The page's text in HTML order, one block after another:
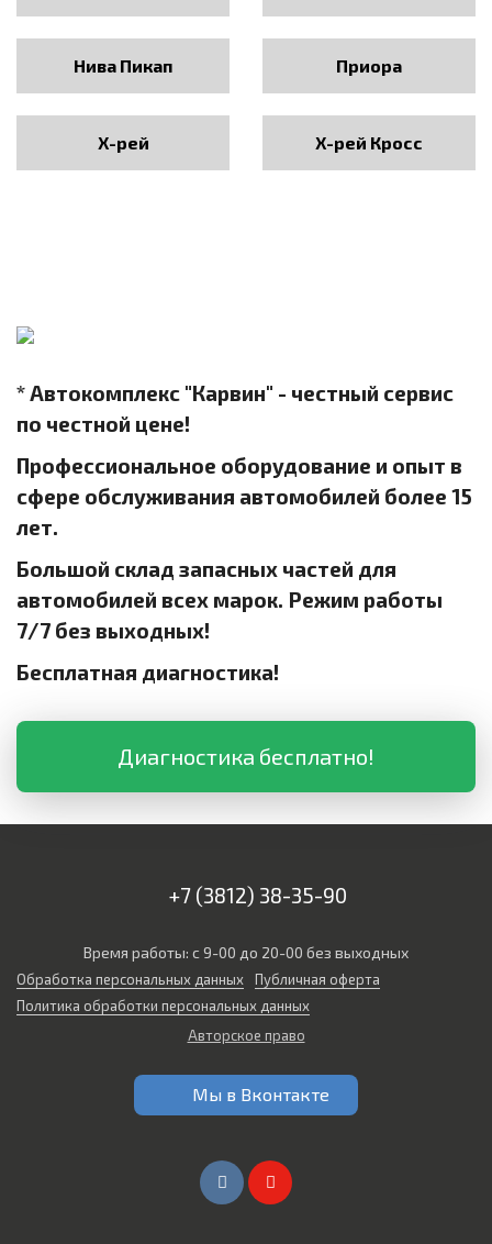
Нива Пикап Приора
Х-рей Х-рей Кросс
* Автокомплекс "Карвин" - честный сервис
по честной цене!
Профессиональное оборудование и опыт в
сфере обслуживания автомобилей более 15
лет.
Большой склад запасных частей для
автомобилей всех марок. Режим работы
7/7 без выходных!
Бесплатная диагностика!
Диагностика бесплатно!
+7 (3812) 38-35-90
Время работы: с 9-00 до 20-00 без выходных
Обработка персональных данных
Публичная оферта
Политика обработки персональных данных
Авторское право
Мы в Вконтакте